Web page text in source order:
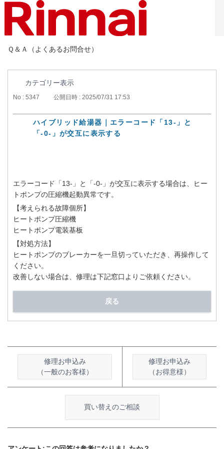
Ｑ＆Ａ（よくあるお問合せ）
カテゴリー表示
No : 5347 公開日時 : 2025/07/31 17:53
ハイブリッド給湯器｜エラーコード「13-」と
「-0-」が交互に表示する
エラーコード「13-」と「-0-」が交互に表示する場合は、ヒー
トポンプの圧縮機起動異常です。
【考えられる故障個所】
ヒートポンプ圧縮機
ヒートポンプ電装基板
【対処方法】
ヒートポンプのブレーカーを一旦切っていただき、再操作して
ください。
改善しない場合は、修理は下記窓口よりご依頼ください。
戻る
修理お申込み
（一般のお客様）
修理お申込み
（お得意様）
買い替えのご相談